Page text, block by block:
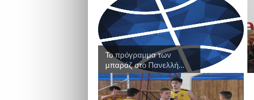
Το πρόγραμμα των
μπαράζ στο Πανελλή...